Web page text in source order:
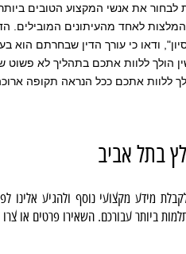
לבחור את אנשי המקצוע הטובים
המלצות לאחד מהעיתונים המובילים.
ודאו כי עורך הדין שבחרתם הוא
הולך ללוות אתכם בתהליך לא
ללוות אתכם ככל הנראה תקופה
בתל אביב
מידע מקצועי נוסף ולהגיע אלינו
ביותר עבורכם. השאירו פרטים או